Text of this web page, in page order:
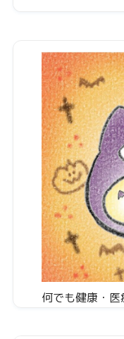
何でも健康・